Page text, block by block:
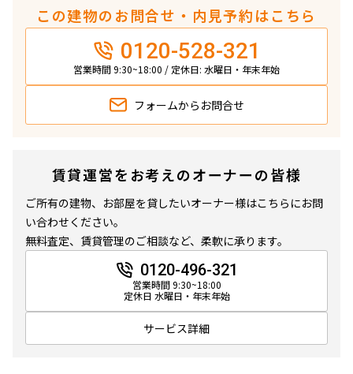
1.0ヶ月 1.0ヶ月
2LDK+N61.54㎡
お問合せ 追加
580,000円
1.0ヶ月 1.0ヶ月
3LDK+SIC82.39㎡
この建物のお問合せ・内見予約はこちら
0120-528-321
営業時間 9:30~18:00 / 定休日: 水曜日・年末年始
フォームから お問合せ
賃貸運営をお考えのオーナーの皆様
ご所有の建物、お部屋を貸したいオーナー様はこちらにお問
い合わせください。
無料査定、賃貸管理のご相談など、柔軟に承ります。
0120-496-321
営業時間 9:30~18:00
定休日 水曜日・年末年始
サービス詳細